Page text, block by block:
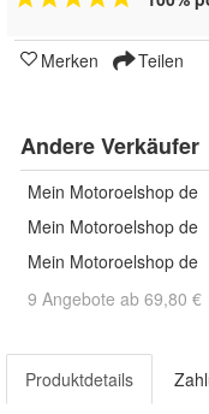
Merken Teilen
Andere Verkäufer
Mein Motoroelshop de
Mein Motoroelshop de
Mein Motoroelshop de
9 Angebote ab 69,80 €
Produktdetails